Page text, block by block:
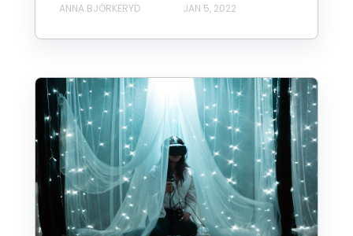
ANNA BJÖRKERYD JAN 5, 2022